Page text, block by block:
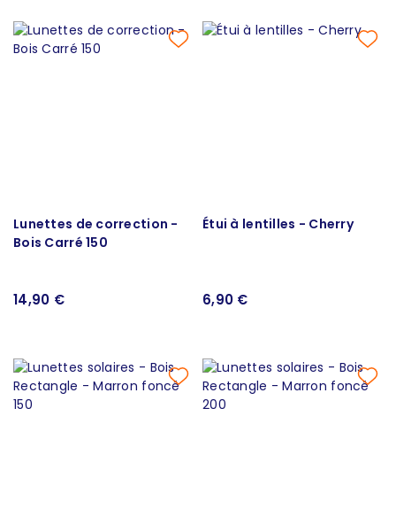
Lunettes de correction -
Bois Carré 150
14,90 €
Étui à lentilles - Cherry
6,90 €